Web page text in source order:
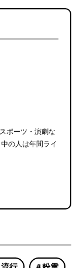
ポーツ・演劇な
の人は年間ライ